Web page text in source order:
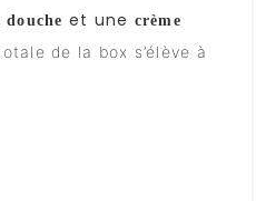
douche et une crème
de la box s’élève à